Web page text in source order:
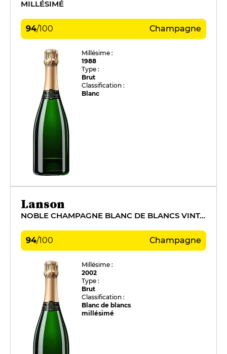
MILLÉSIMÉ
94/100 Champagne
Millésime :
1988
Type :
Brut
Classification :
Blanc
Lanson
NOBLE CHAMPAGNE BLANC DE BLANCS VINTAGE
94/100 Champagne
Millésime :
2002
Type :
Brut
Classification :
Blanc de blancs
millésimé